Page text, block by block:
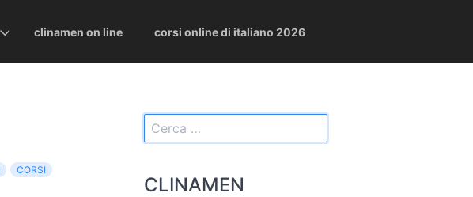
clinamen on line corsi online di italiano 2026
CORSI
CLINAMEN